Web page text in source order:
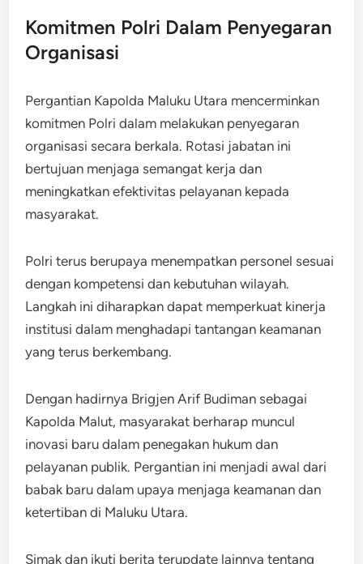
Komitmen Polri Dalam Penyegaran
Organisasi
Pergantian Kapolda Maluku Utara mencerminkan
komitmen Polri dalam melakukan penyegaran
organisasi secara berkala. Rotasi jabatan ini
bertujuan menjaga semangat kerja dan
meningkatkan efektivitas pelayanan kepada
masyarakat.
Polri terus berupaya menempatkan personel sesuai
dengan kompetensi dan kebutuhan wilayah.
Langkah ini diharapkan dapat memperkuat kinerja
institusi dalam menghadapi tantangan keamanan
yang terus berkembang.
Dengan hadirnya Brigjen Arif Budiman sebagai
Kapolda Malut, masyarakat berharap muncul
inovasi baru dalam penegakan hukum dan
pelayanan publik. Pergantian ini menjadi awal dari
babak baru dalam upaya menjaga keamanan dan
ketertiban di Maluku Utara.
Simak dan ikuti berita terupdate lainnya tentang